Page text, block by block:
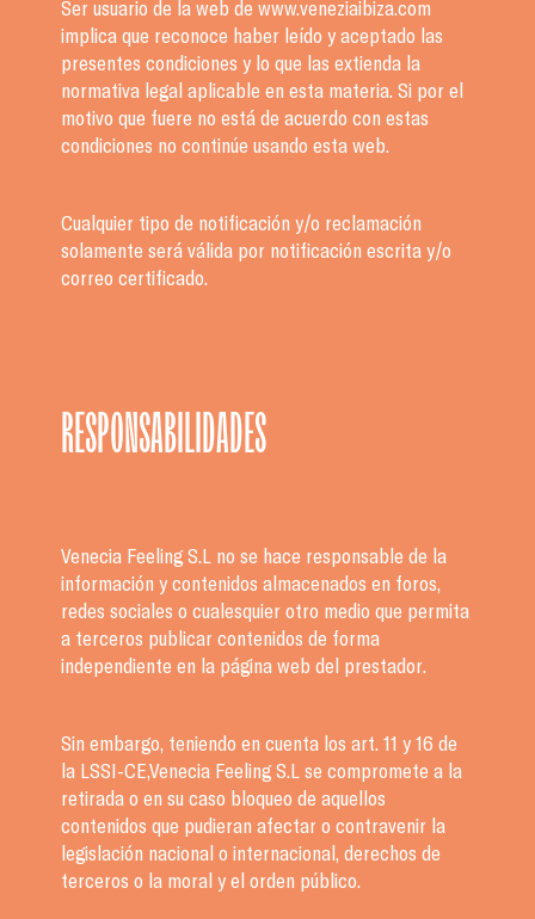
Ser usuario de la web de www.veneziaibiza.com
implica que reconoce haber leído y aceptado las
presentes condiciones y lo que las extienda la
normativa legal aplicable en esta materia. Si por el
motivo que fuere no está de acuerdo con estas
condiciones no continúe usando esta web.
Cualquier tipo de notificación y/o reclamación
solamente será válida por notificación escrita y/o
correo certificado.
RESPONSABILIDADES
Venecia Feeling S.L no se hace responsable de la
información y contenidos almacenados en foros,
redes sociales o cualesquier otro medio que permita
a terceros publicar contenidos de forma
independiente en la página web del prestador.
Sin embargo, teniendo en cuenta los art. 11 y 16 de
la LSSI-CE,Venecia Feeling S.L se compromete a la
retirada o en su caso bloqueo de aquellos
contenidos que pudieran afectar o contravenir la
legislación nacional o internacional, derechos de
terceros o la moral y el orden público.